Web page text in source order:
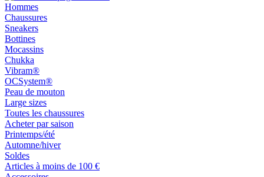
Hommes
Chaussures
Sneakers
Bottines
Mocassins
Chukka
Vibram®
OCSystem®
Peau de mouton
Large sizes
Toutes les chaussures
Acheter par saison
Printemps/été
Automne/hiver
Soldes
Articles à moins de 100 €